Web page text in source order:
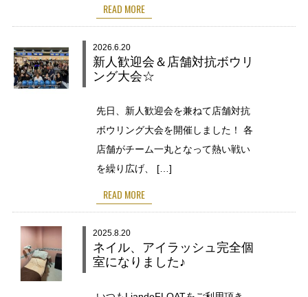
READ MORE
2026.6.20
新人歓迎会＆店舗対抗ボウリ
ング大会☆
先日、新人歓迎会を兼ねて店舗対抗
ボウリング大会を開催しました！ 各
店舗がチーム一丸となって熱い戦い
を繰り広げ、 […]
READ MORE
2025.8.20
ネイル、アイラッシュ完全個
室になりました♪